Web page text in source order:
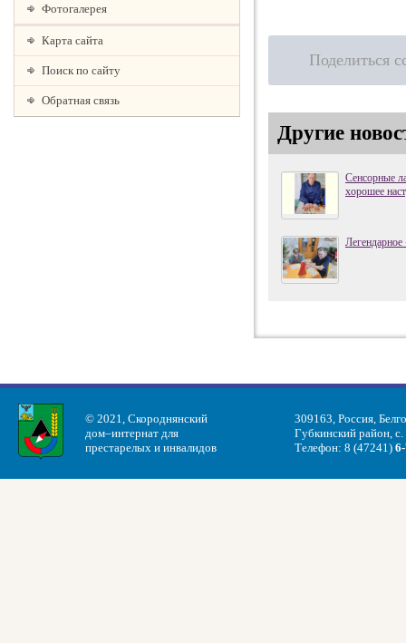
Фотогалерея
Карта сайта
Поиск по сайту
Обратная связь
Поделиться
Другие
Сенсорные
хорошее
Легендарное
© 2021, Скороднянский
дом–интернат для
престарелых и инвалидов
309163, Россия,
Губкинский район,
Телефон: 8 (47241)